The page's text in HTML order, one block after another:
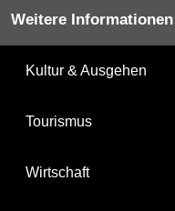
Weitere Informationen
Kultur & Ausgehen
Tourismus
Wirtschaft